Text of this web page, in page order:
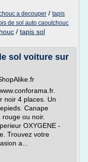
a decouper / tapis
de sol auto caoutchouc
/ tapis sol
sol voiture sur
noir 4 places. Un
Canape
ou noir.
OXYGENE -
Trouvez votre
a...